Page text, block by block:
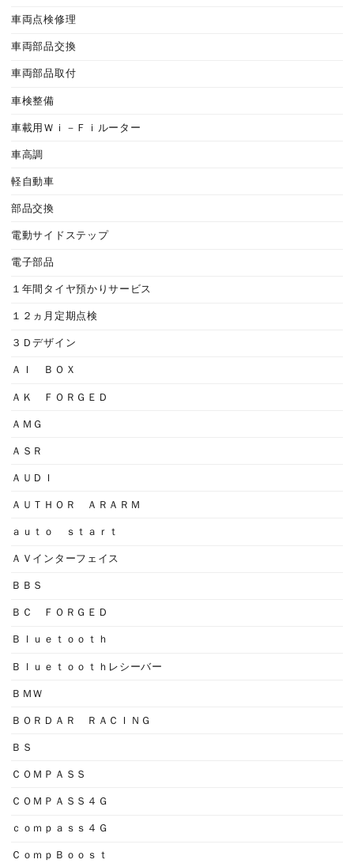
車両点検修理
車両部品交換
車両部品取付
車検整備
車載用Ｗｉ－Ｆｉルーター
車高調
軽自動車
部品交換
電動サイドステップ
電子部品
１年間タイヤ預かりサービス
１２ヵ月定期点検
３Ｄデザイン
ＡＩ ＢＯＸ
ＡＫ ＦＯＲＧＥＤ
ＡＭＧ
ＡＳＲ
ＡＵＤＩ
ＡＵＴＨＯＲ ＡＲＡＲＭ
ａｕｔｏ ｓｔａｒｔ
ＡＶインターフェイス
ＢＢＳ
ＢＣ ＦＯＲＧＥＤ
Ｂｌｕｅｔｏｏｔｈ
Ｂｌｕｅｔｏｏｔｈレシーバー
ＢＭＷ
ＢＯＲＤＡＲ ＲＡＣＩＮＧ
ＢＳ
ＣＯＭＰＡＳＳ
ＣＯＭＰＡＳＳ４Ｇ
ｃｏｍｐａｓｓ４Ｇ
ＣｏｍｐＢｏｏｓｔ